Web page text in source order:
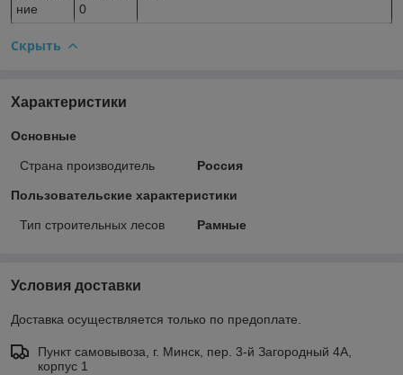
ние
0
Скрыть
Характеристики
Основные
Страна производитель Россия
Пользовательские характеристики
Тип строительных лесов Рамные
Условия доставки
Доставка осуществляется только по предоплате.
Пункт самовывоза, г. Минск, пер. 3-й Загородный 4А,
корпус 1